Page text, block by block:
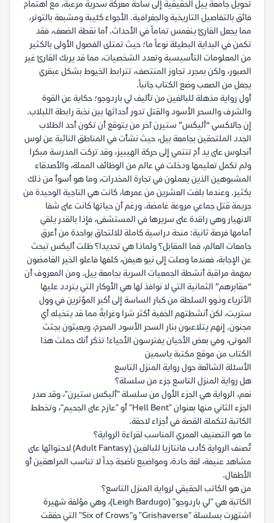
تحويل جامعة ييل الحقيقية إلى ساحة معركة سحرية مرعبة، مع اهتمام
فائق بالتفاصيل التاريخية والجغرافية. الأجواء كئيبة ومشبعة بالتوتر،
مما يجعل القارئ ينغمس تماماً في الأحداث. أما نقطة الضعف، فقد
تكمن في البداية البطيئة نوعاً ما؛ حيث تمتلئ الفصول الأولى بالكثير
من المعلومات التأسيسية وتعدد الشخصيات، مما قد يربك القارئ غير
الصبور، ولكن بمجرد تجاوز المنتصف، تترابط الخيوط بشكل عبقري
يجعل من الصعب وضع الكتاب جانباً.
أول رواية مذهلة للبالغين من تأليف لي باردوجو؛ حكاية عن القوة
والشرف والسحر الأسود والقتل تدور أحداثها بين نخبة رابطة اللبلاب.
إن جالاكسي “أليكس” ستيرن آخر من يتوقع أن تكون أحد الطلاب
الجدد الملتحقين بجامعة بيل، حيث نشأت في المناطق النائية عن لوس
أنجلوس على يد أم تنتمي إلى حركة الهيبيز، وقد تركت المدرسة مبكرا
ولم تكمل تعليمها ودخلت في عالم من الوظائف المملة، والأصدقاء
المشبوهين الذين يعملون في تجارة المخدرات، وما هو أسوأ من ذلك
بكثير. وعندما بلغت العشرين من عمرها، كانت هي الناجية الوحيدة من
جريمة قتل جماعي مروعة غامضة. ورغم أن حياتها كانت على شفا
الانهيار وهي راقدة على سريرها في المستشفى، فإذا بالقدر يلقي
أمامها فرصة ثانية: منحة دراسية كاملة للالتحاق بواحدة من أعرق
جامعات العالم، فما المقابل؟ ولماذا هي تحديدا؟ ظلت أليكس تبحث
عن الإجابة، فعندما وصلت إلى نيو هيفن، كلفها فاعلو الخير الغامضون
بمهمة مراقبة أنشطة الجمعيات السرية بجامعة ييل. ومن المعروف أن
“مقابرهم” الثمانية التي لا نوافذ لها هي الأوكار التي يتردد عليها
الأثرياء وذوو السلطة من كبار الساسة إلى أكبر المؤثرين في وول
ستريت، لكن أنشطتهم الخفية أكثر شرا وغرابةً مما قد يتخيله أي
مجنون. إنهم يتلاعبون بنار السحر الأسود المحرم، ويعبثون بجثث
الموتى، وفي بعض الأحيان يفترسون الأحياء! تذكر أنك حملت هذا
الكتاب من موقع مكتبة ياسمين
الأسئلة الشائعة حول رواية المنزل التاسع
هل رواية المنزل التاسع جزء من سلسلة؟
نعم، الرواية هي الجزء الأول من سلسلة "أليكس ستيرن"، وقد صدر
الجزء الثاني منها بعنوان "Hell Bent" أو "عازم على الجحيم"، وتخطط
الكاتبة لتكملة القصة في أجزاء لاحقة.
ما هو التصنيف العمري المناسب لقراءة الرواية؟
تُصنف الرواية كأدب فانتازيا للبالغين (Adult Fantasy) لاحتوائها على
مشاهد عنيفة، لغة حادة، ومواضيع ناضجة جداً لا تناسب المراهقين أو
الأطفال.
من هو الكاتب الحقيقي لرواية المنزل التاسع؟
الكاتبة هي "لي باردوجو" (Leigh Bardugo)، وهي مؤلفة شهيرة
اشتهرت بسلسلة "Grishaverse" و"Six of Crows" التي حققت